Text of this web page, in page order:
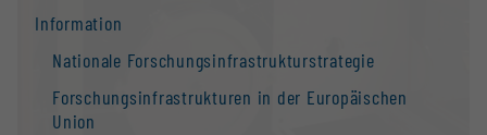
Information
Nationale Forschungs­infrastruktur­strategie
Forschungs­infrastrukturen in der Europäischen
Union